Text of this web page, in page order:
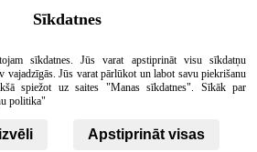
21060
CĒSU APBEDĪŠANAS
PAKALPOJUMI, SIA
Sīkdatnes
sīkdatnes. Jūs varat apstiprināt visu sīkdatņu
vajadzīgās. Jūs varat pārlūkot un labot savu piekrišanu
spiežot uz saites "Manas sīkdatnes". Sīkāk par
politika"
Apstiprināt visas